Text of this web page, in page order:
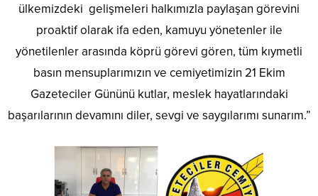
ülkemizdeki gelişmeleri halkımızla paylaşan görevini
proaktif olarak ifa eden, kamuyu yönetenler ile
yönetilenler arasında köprü görevi gören, tüm kıymetli
basın mensuplarımızın ve cemiyetimizin 21 Ekim
Gazeteciler Gününü kutlar, meslek hayatlarındaki
başarılarının devamını diler, sevgi ve saygılarımı sunarım.”